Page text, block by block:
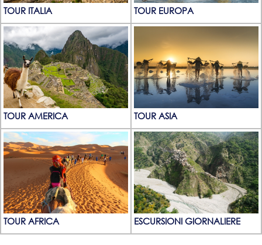
TOUR ITALIA TOUR EUROPA
TOUR AMERICA TOUR ASIA
TOUR AFRICA ESCURSIONI GIORNALIERE